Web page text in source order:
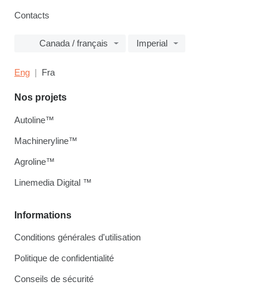
Contacts
Canada / français Imperial
Eng Fra
Informations
Conditions générales d'utilisation
Politique de confidentialité
Conseils de sécurité
Nos projets
Autoline™
Machineryline™
Agroline™
Linemedia Digital ™